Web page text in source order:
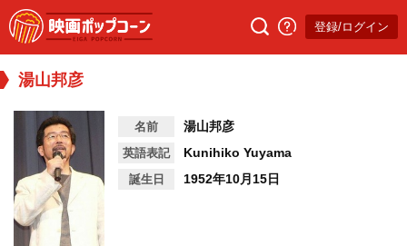
登録/ログイン
湯山邦彦
名前 湯山邦彦
英語表記 Kunihiko Yuyama
誕生日 1952年10月15日